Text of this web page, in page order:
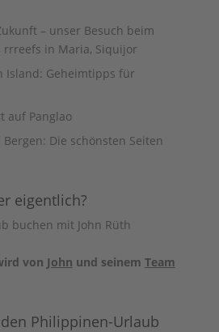
– unser Besuch beim
rrreefs in Maria, Siquijor
Island: Geheimtipps für
auf Panglao
Die schönsten Seiten
eigentlich?
von John und seinem Team
Philippinen-Urlaub